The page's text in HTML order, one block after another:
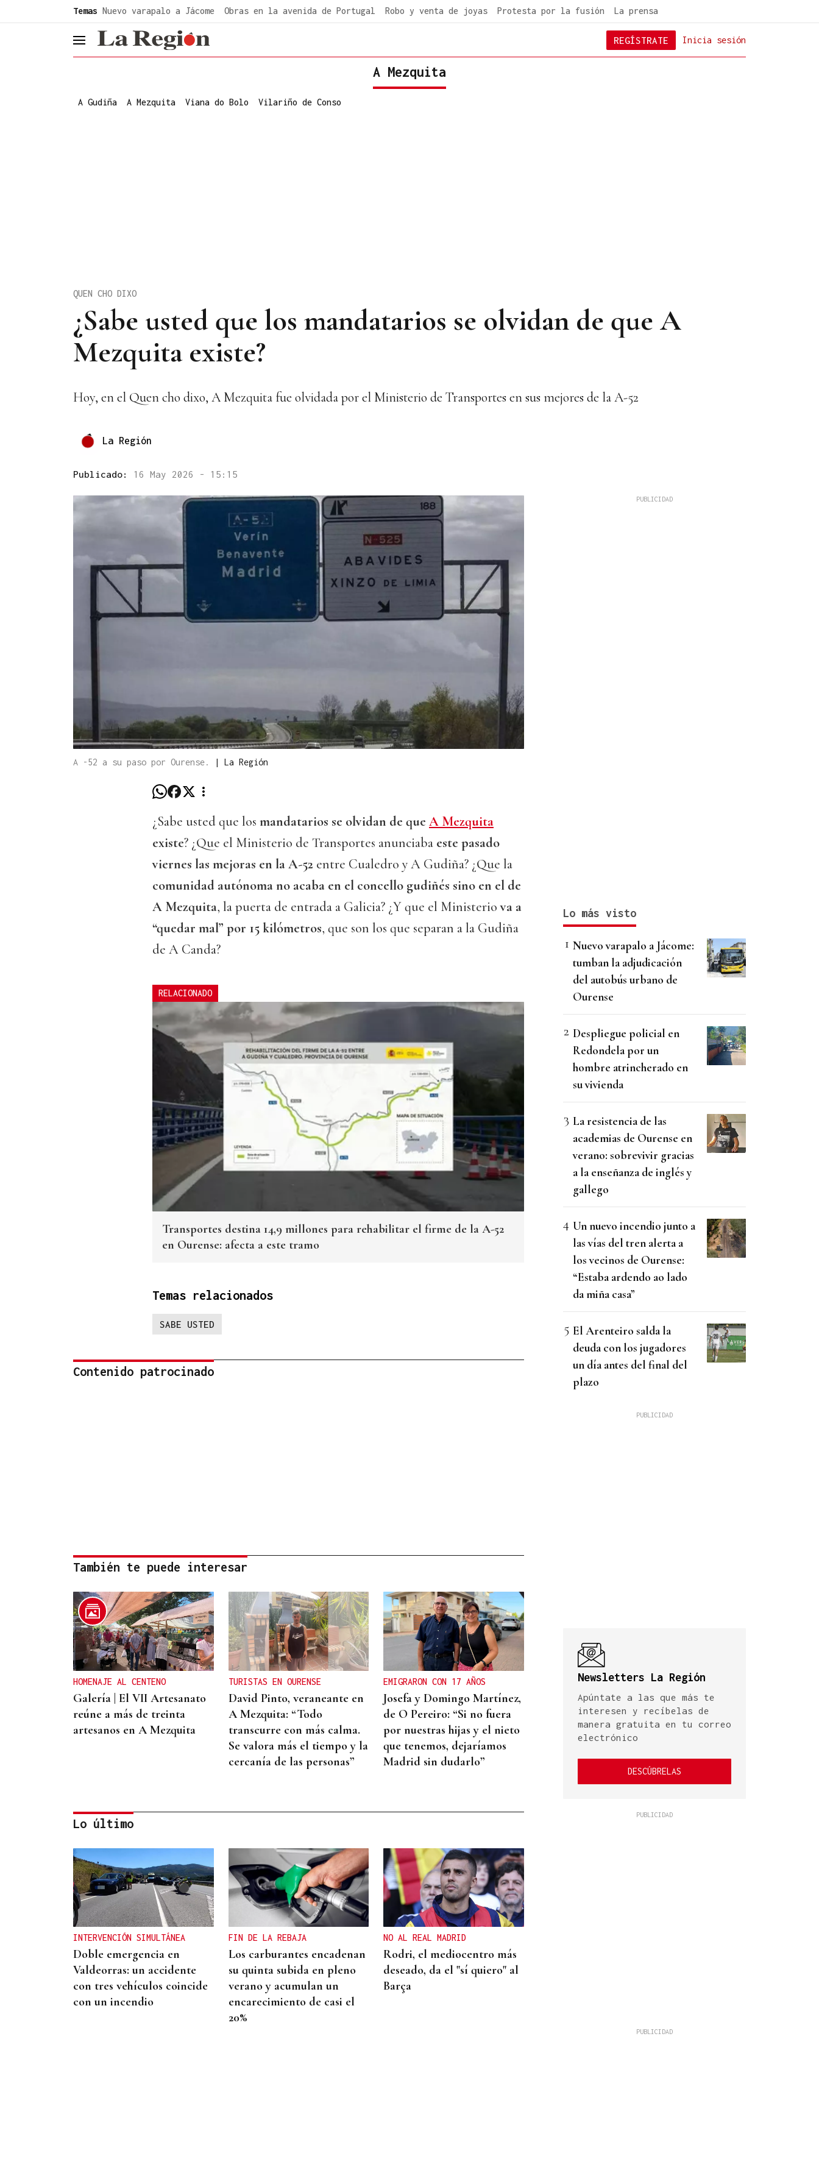
Temas Nuevo varapalo a Jácome Obras en la avenida de Portugal Robo y venta de joyas Protesta por la fusión La prensa
header.menu.open Inicia sesión
REGÍSTRATE
A Mezquita
A Gudiña A Mezquita Viana do Bolo Vilariño de Conso
¿Sabe usted que los mandatarios se olvidan de que A
Mezquita existe?
QUEN CHO DIXO
Hoy, en el Quen cho dixo, A Mezquita fue olvidada por el Ministerio de Transportes en sus mejores de la A-52
La Región
Publicado: 16 May 2026 - 15:15
A -52 a su paso por Ourense. | La Región
¿Sabe usted que los mandatarios se olvidan de que A Mezquita
existe? ¿Que el Ministerio de Transportes anunciaba este pasado
viernes las mejoras en la A-52 entre Cualedro y A Gudiña? ¿Que la
comunidad autónoma no acaba en el concello gudiñés sino en el de
A Mezquita, la puerta de entrada a Galicia? ¿Y que el Ministeriova a
“quedar mal” por 15 kilómetros, que son los que separan a la Gudiña
de A Canda?
RELACIONADO
Transportes destina 14,9 millones para rehabilitar el firme de la A-52
en Ourense: afecta a este tramo
Temas relacionados
SABE USTED
Contenido patrocinado
También te puede interesar
HOMENAJE AL CENTENO
Galería | El VII Artesanato
reúne a más de treinta
artesanos en A Mezquita
TURISTAS EN OURENSE
David Pinto, veraneante en
A Mezquita: “Todo
transcurre con más calma.
Se valora más el tiempo y la
cercanía de las personas”
EMIGRARON CON 17 AÑOS
Josefa y Domingo Martínez,
de O Pereiro: “Si no fuera
por nuestras hijas y el nieto
que tenemos, dejaríamos
Madrid sin dudarlo”
RETORNADO
Stief Fernández, agente de
ventas en Cataluña: “A
Mezquita me permite
reconectar con la familia y
los amigos de toda la vida”
Lo último
INTERVENCIÓN SIMULTÁNEA
Doble emergencia en
Valdeorras: un accidente
con tres vehículos coincide
con un incendio
FIN DE LA REBAJA
Los carburantes encadenan
su quinta subida en pleno
verano y acumulan un
encarecimiento de casi el
20%
NO AL REAL MADRID
Rodri, el mediocentro más
deseado, da el "sí quiero" al
Barça
Lo más visto
Nuevo varapalo a Jácome:
tumban la adjudicación
del autobús urbano de
Ourense
Despliegue policial en
Redondela por un
hombre atrincherado en
su vivienda
La resistencia de las
academias de Ourense en
verano: sobrevivir gracias
a la enseñanza de inglés y
gallego
Un nuevo incendio junto a
las vías del tren alerta a
los vecinos de Ourense:
“Estaba ardendo ao lado
da miña casa”
El Arenteiro salda la
deuda con los jugadores
un día antes del final del
plazo
Newsletters La Región
Apúntate a las que más te
interesen y recíbelas de
manera gratuita en tu correo
electrónico
DESCÚBRELAS